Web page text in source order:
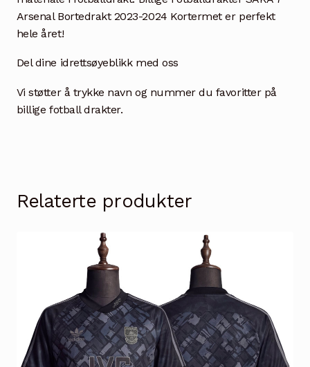
Arsenal Bortedrakt 2023-2024 Kortermet er perfekt
hele året!
Del dine idrettsøyeblikk med oss
Vi støtter å trykke navn og nummer du favoritter på
billige fotball drakter.
Relaterte produkter